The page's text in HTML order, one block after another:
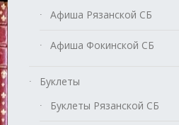
Афиша Рязанской СБ
Афиша Фокинской СБ
Буклеты
Буклеты Рязанской СБ